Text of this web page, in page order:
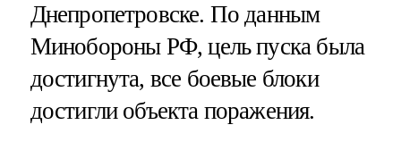
Днепропетровске. По данным
Минобороны РФ, цель пуска была
достигнута, все боевые блоки
достигли объекта поражения.